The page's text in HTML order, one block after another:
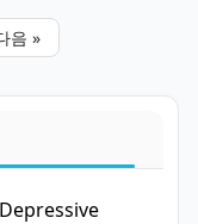
음 »